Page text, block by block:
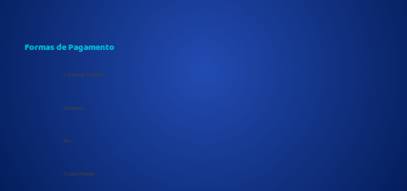
Formas de Pagamento
Cartão de Crédito
Dinheiro
Pix
Cripto Moeda